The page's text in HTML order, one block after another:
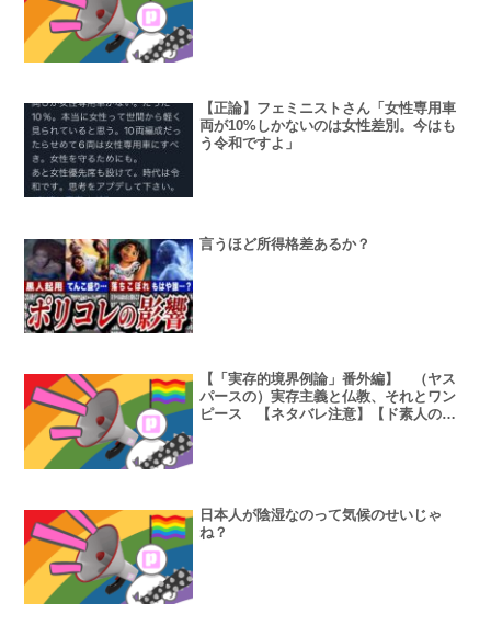
【正論】フェミニストさん「女性専用車
両が10%しかないのは女性差別。今はも
う令和ですよ」
言うほど所得格差あるか？
【「実存的境界例論」番外編】 （ヤス
パースの）実存主義と仏教、それとワン
ピース 【ネタバレ注意】【ド素人の考
日本人が陰湿なのって気候のせいじゃ
ね？